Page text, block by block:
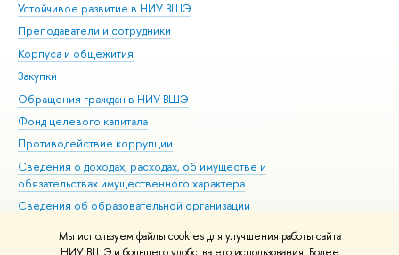
Мы используем файлы cookies для улучшения работы сайта
Устойчивое развитие в НИУ ВШЭ
Преподаватели и сотрудники
Корпуса и общежития
Закупки
Обращения граждан в НИУ ВШЭ
Фонд целевого капитала
Противодействие коррупции
Сведения о доходах, расходах, об имуществе и
обязательствах имущественного характера
Сведения об образовательной организации
Людям с ограниченными возможностями здоровья
Единая платежная страница